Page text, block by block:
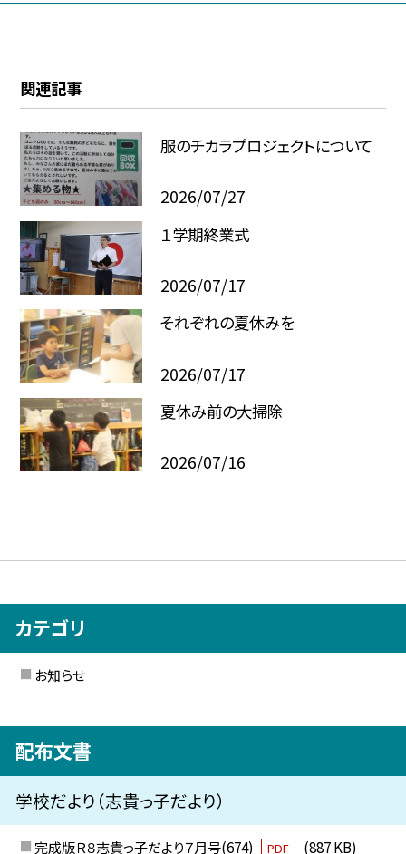
関連記事
服のチカラプロジェクトについて
2026/07/27
１学期終業式
2026/07/17
それぞれの夏休みを
2026/07/17
夏休み前の大掃除
2026/07/16
カテゴリ
お知らせ
配布文書
学校だより（志貴っ子だより）
完成版Ｒ８志貴っ子だより７月号(674) PDF (887 KB)